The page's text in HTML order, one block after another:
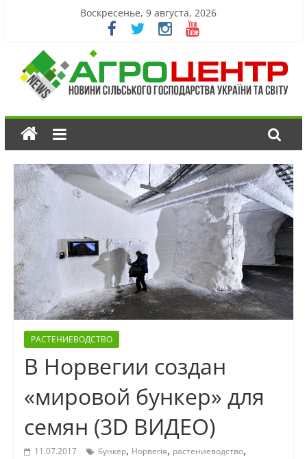
Воскресенье, 9 августа, 2026
РАСТЕНИЕВОДСТВО
В Норвегии создан
«мировой бункер» для
семян (3D ВИДЕО)
11.07.2017 бункер, Норвегія, растениеводство,